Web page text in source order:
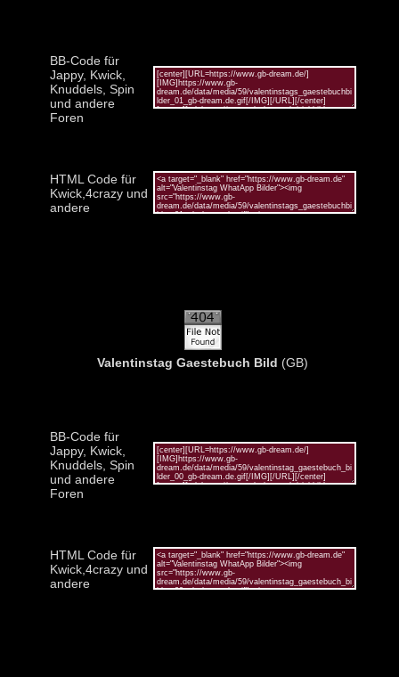
BB-Code für
Jappy, Kwick,
Knuddels, Spin
und andere
Foren
HTML Code für
Kwick,4crazy und
andere
Valentinstag Gaestebuch Bild (GB)
BB-Code für
Jappy, Kwick,
Knuddels, Spin
und andere
Foren
HTML Code für
Kwick,4crazy und
andere